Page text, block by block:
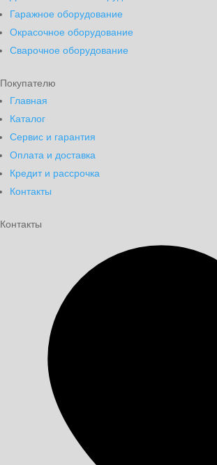
Гаражное оборудование
Окрасочное оборудование
Сварочное оборудование
Покупателю
Главная
Каталог
Сервис и гарантия
Оплата и доставка
Кредит и рассрочка
Контакты
Контакты